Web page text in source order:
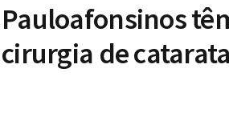
Pauloafonsinos
cirurgia de